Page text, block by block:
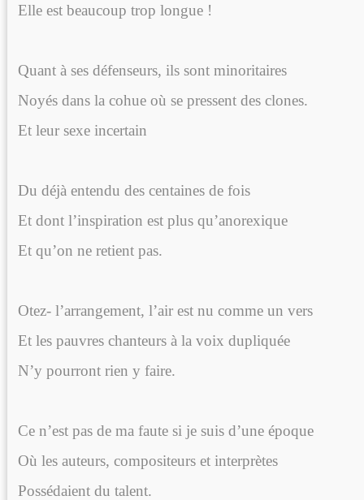
Elle est beaucoup trop longue !
Quant à ses défenseurs, ils sont minoritaires
Noyés dans la cohue où se pressent des clones.
Et leur sexe incertain
Du déjà entendu des centaines de fois
Et dont l’inspiration est plus qu’anorexique
Et qu’on ne retient pas.
Otez- l’arrangement, l’air est nu comme un vers
Et les pauvres chanteurs à la voix dupliquée
N’y pourront rien y faire.
Ce n’est pas de ma faute si je suis d’une époque
Où les auteurs, compositeurs et interprètes
Possédaient du talent.